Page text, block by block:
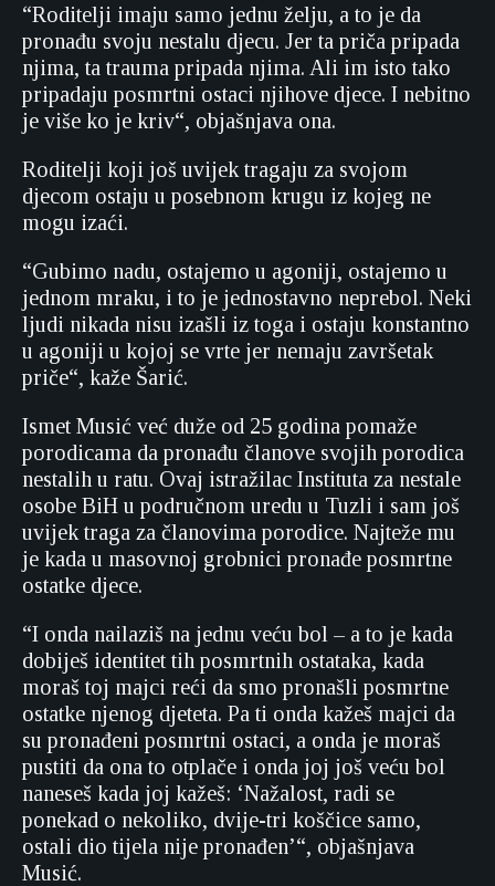
“Roditelji imaju samo jednu želju, a to je da
pronađu svoju nestalu djecu. Jer ta priča pripada
njima, ta trauma pripada njima. Ali im isto tako
pripadaju posmrtni ostaci njihove djece. I nebitno
je više ko je kriv“, objašnjava ona.
Roditelji koji još uvijek tragaju za svojom
djecom ostaju u posebnom krugu iz kojeg ne
mogu izaći.
“Gubimo nadu, ostajemo u agoniji, ostajemo u
jednom mraku, i to je jednostavno neprebol. Neki
ljudi nikada nisu izašli iz toga i ostaju konstantno
u agoniji u kojoj se vrte jer nemaju završetak
priče“, kaže Šarić.
Ismet Musić već duže od 25 godina pomaže
porodicama da pronađu članove svojih porodica
nestalih u ratu. Ovaj istražilac Instituta za nestale
osobe BiH u područnom uredu u Tuzli i sam još
uvijek traga za članovima porodice. Najteže mu
je kada u masovnoj grobnici pronađe posmrtne
ostatke djece.
“I onda nailaziš na jednu veću bol – a to je kada
dobiješ identitet tih posmrtnih ostataka, kada
moraš toj majci reći da smo pronašli posmrtne
ostatke njenog djeteta. Pa ti onda kažeš majci da
su pronađeni posmrtni ostaci, a onda je moraš
pustiti da ona to otplače i onda joj još veću bol
naneseš kada joj kažeš: ‘Nažalost, radi se
ponekad o nekoliko, dvije-tri koščice samo,
ostali dio tijela nije pronađen’“, objašnjava
Musić.